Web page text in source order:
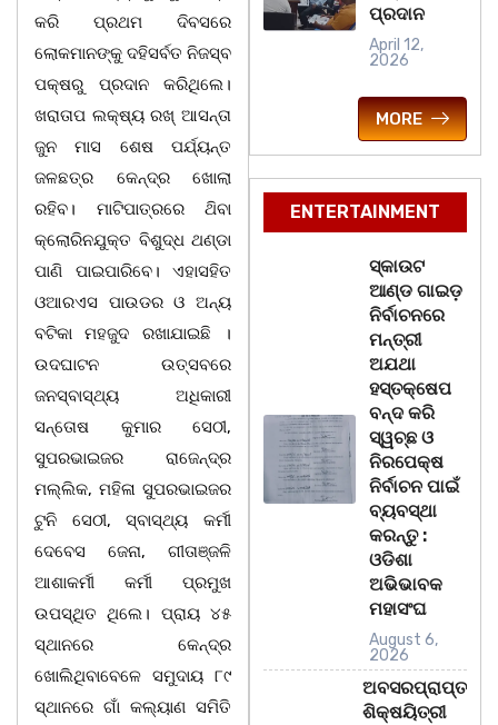
କରି ପ୍ରଥମ ଦିବସରେ
ଲୋକମାନଙ୍କୁ ଦହିସର୍ବତ ନିଜସ୍ବ
ପକ୍ଷରୁ ପ୍ରଦାନ କରିଥିଲେ।
ଖରାତାପ ଲକ୍ଷ୍ୟ ରଖ୍ ଆସନ୍ତା
ଜୁନ ମାସ ଶେଷ ପର୍ଯ୍ୟନ୍ତ
ଜଳଛତ୍ର କେନ୍ଦ୍ର ଖୋଲା
ରହିବ। ମାଟିପାତ୍ରରେ ଥ‌ିବା
କ୍ଲୋରିନଯୁକ୍ତ ବିଶୁଦ୍ଧ ଥଣ୍ଡା
ପାଣି ପାଇପାରିବେ। ଏହାସହିତ
ଓଆରଏସ ପାଉଡର ଓ ଅନ୍ୟ
ବଟିକା ମହଜୁଦ ରଖାଯାଇଛି ।
ଉଦଘାଟନ ଉତ୍ସବରେ
ଜନସ୍ବାସ୍ଥ୍ୟ ଅଧିକାରୀ
ସନ୍ତୋଷ କୁମାର ସେଠୀ,
ସୁପରଭାଇଜର ରାଜେନ୍ଦ୍ର
ମଲ୍ଲିକ, ମହିଳା ସୁପରଭାଇଜର
ଟୁନି ସେଠୀ, ସ୍ବାସ୍ଥ୍ୟ କର୍ମୀ
ଦେବେସ ଜେନା, ଗୀତାଞ୍ଜଳି
ଆଶାକର୍ମୀ କର୍ମୀ ପ୍ରମୁଖ
ଉପସ୍ଥିତ ଥିଲେ। ପ୍ରାୟ ୪୫
ସ୍ଥାନରେ କେନ୍ଦ୍ର
ଖୋଲିଥିବାବେଳେ ସମୁଦାୟ ୮୯
ସ୍ଥାନରେ ଗାଁ କଲ୍ୟାଣ ସମିତି
ପ୍ରଦାନ
April 12,
2026
MORE
ENTERTAINMENT
ସ୍କାଉଟ
ଆଣ୍ଡ ଗାଇଡ଼
ନିର୍ବାଚନରେ
ମନ୍ତ୍ରୀ
ଅଯଥା
ହସ୍ତକ୍ଷେପ
ବନ୍ଦ କରି
ସ୍ୱଚ୍ଛ ଓ
ନିରପେକ୍ଷ
ନିର୍ବାଚନ ପାଇଁ
ବ୍ୟବସ୍ଥା
କରନ୍ତୁ :
ଓଡିଶା
ଅଭିଭାବକ
ମହାସଂଘ
August 6,
2026
ଅବସରପ୍ରାପ୍ତ
ଶିକ୍ଷୟିତ୍ରୀ